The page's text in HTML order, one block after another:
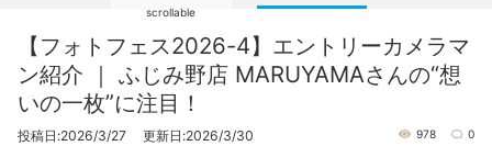
scrollable
【フォトフェス2026-4】エントリーカメラマ
ン紹介 ｜ ふじみ野店 MARUYAMAさんの“想
いの一枚”に注目！
投稿日:2026/3/27 更新日:2026/3/30 978 0